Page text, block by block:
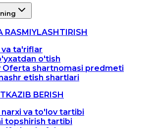
RASMIYLASHTIRISH
ta'riflar
o'tish
Oferta shartnomasi predmeti
etish shartlari
BERISH
narxi va to'lov tartibi
topshirish tartibi